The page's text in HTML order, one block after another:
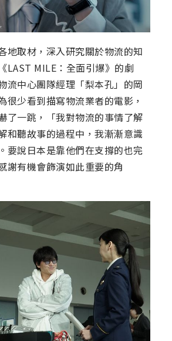
地取材，深入研究關於物流的知
LAST MILE：全面引爆》的劇
流中心團隊經理「梨本孔」的岡
很少看到描寫物流業者的電影，
了一跳，「我對物流的事情了解
和聽故事的過程中，我漸漸意識
要說日本是靠他們在支撐的也完
謝有機會飾演如此重要的角